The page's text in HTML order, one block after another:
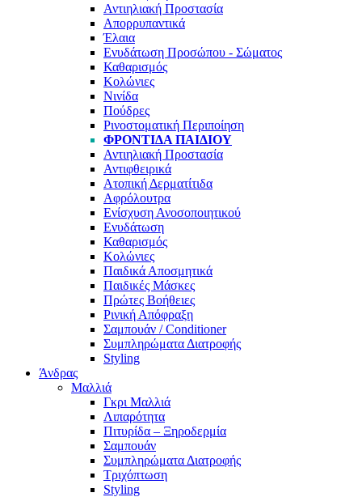
Αντιηλιακή Προστασία
Απορρυπαντικά
Έλαια
Ενυδάτωση Προσώπου - Σώματος
Καθαρισμός
Κολώνιες
Νινίδα
Πούδρες
Ρινοστοματική Περιποίηση
ΦΡΟΝΤΊΔΑ ΠΑΙΔΙΟΎ
Αντιηλιακή Προστασία
Αντιφθειρικά
Ατοπική Δερματίτιδα
Αφρόλουτρα
Ενίσχυση Ανοσοποιητικού
Ενυδάτωση
Καθαρισμός
Κολώνιες
Παιδικά Αποσμητικά
Παιδικές Μάσκες
Πρώτες Βοήθειες
Ρινική Απόφραξη
Σαμπουάν / Conditioner
Συμπληρώματα Διατροφής
Styling
Άνδρας
Μαλλιά
Γκρι Μαλλιά
Λιπαρότητα
Πιτυρίδα – Ξηροδερμία
Σαμπουάν
Συμπληρώματα Διατροφής
Τριχόπτωση
Styling